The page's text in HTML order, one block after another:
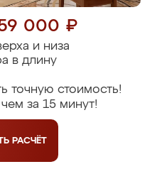
000 ₽
и низа
в длину
точную стоимость!
за 15 минут!
РАСЧЁТ